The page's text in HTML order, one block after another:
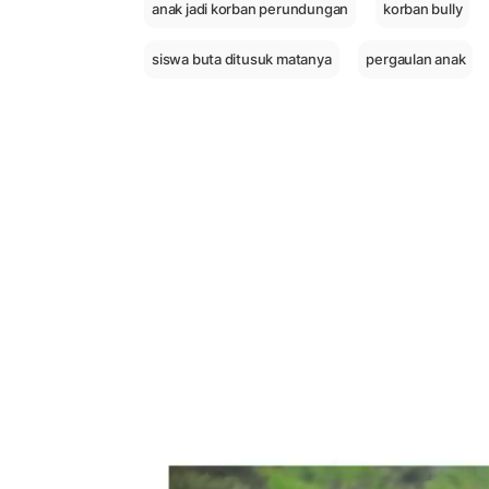
anak jadi korban perundungan korban bully
siswa buta ditusuk matanya pergaulan anak